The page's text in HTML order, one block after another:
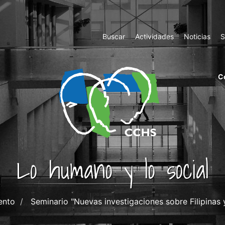
Top
Menu
Buscar Actividades Noticias
Lo humano y lo social
Seminario "Nuevas investigaciones sobre Filipinas